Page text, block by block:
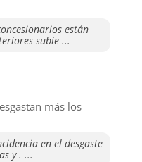
están
subie ...
más los
en el desgaste
y . ...